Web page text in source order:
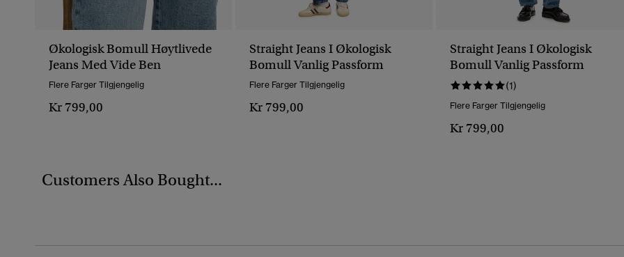
Økologisk Bomull Høytlivede
Jeans Med Vide Ben
Flere Farger Tilgjengelig
Kr 799,00
Straight Jeans I Økologisk
Bomull Vanlig Passform
Flere Farger Tilgjengelig
Kr 799,00
Straight Jeans I Økologisk
Bomull Vanlig Passform
(1)
Flere Farger Tilgjengelig
Kr 799,00
Customers Also Bought...